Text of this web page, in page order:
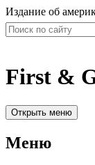
Издание об
First &
Открыть меню
Меню